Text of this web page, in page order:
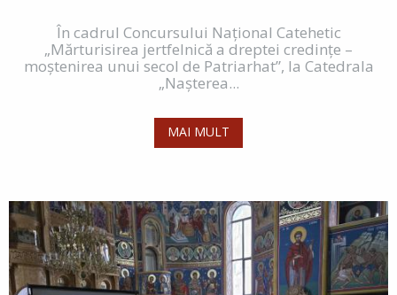
În cadrul Concursului Național Catehetic
„Mărturisirea jertfelnică a dreptei credințe –
moștenirea unui secol de Patriarhat”, la Catedrala
„Nașterea...
MAI MULT